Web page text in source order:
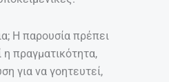
Η παρουσία πρέπει
η πραγματικότητα,
για να γοητευτεί,